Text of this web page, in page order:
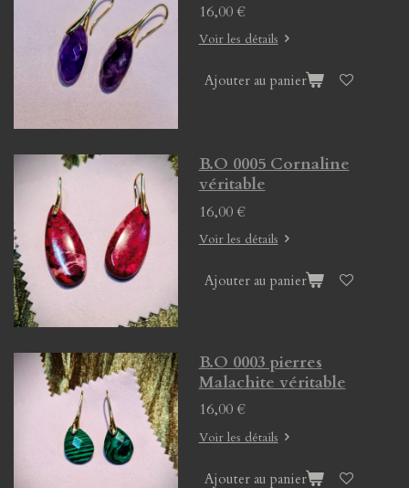
16,00 €
Voir les détails
Ajouter au panier
B.O 0005 Cornaline
véritable
16,00 €
Voir les détails
Ajouter au panier
B.O 0003 pierres
Malachite véritable
16,00 €
Voir les détails
Ajouter au panier